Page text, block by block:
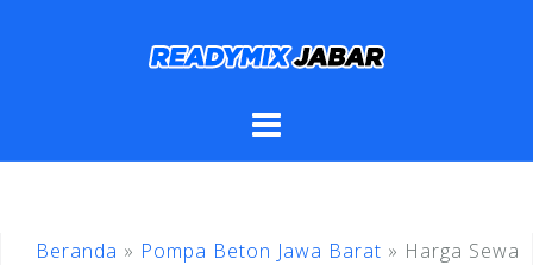
Beranda » Pompa Beton Jawa Barat » Harga Sewa